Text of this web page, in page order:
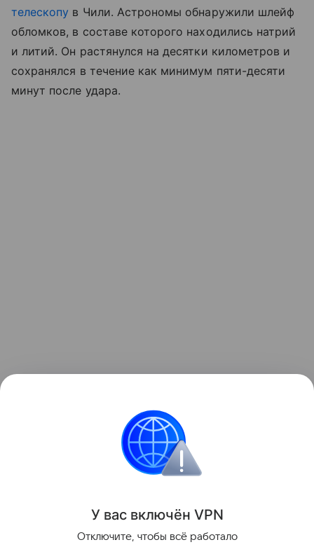
телескопу в Чили. Астрономы обнаружили шлейф
обломков, в составе которого находились натрий
и литий. Он растянулся на десятки километров и
сохранялся в течение как минимум пяти-десяти
минут после удара.
материале
Поделиться
У вас включён VPN
Отключите, чтобы всё работало